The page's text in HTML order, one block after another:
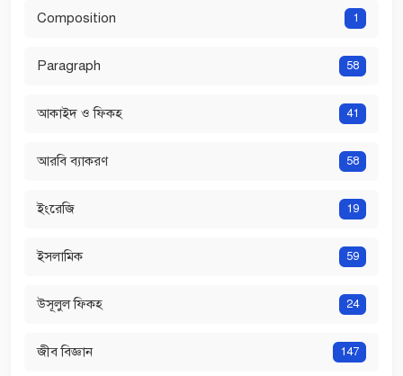
Composition 1
Paragraph 58
আকাইদ ও ফিকহ 41
আরবি ব্যাকরণ 58
ইংরেজি 19
ইসলামিক 59
উসূলুল ফিকহ 24
জীব বিজ্ঞান 147